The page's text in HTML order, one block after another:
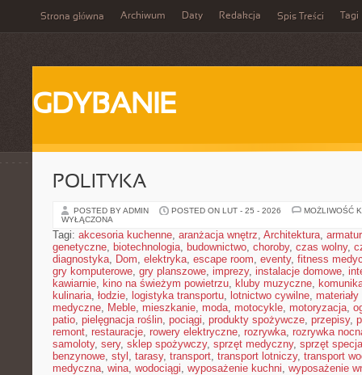
Strona główna Archiwum Daty Redakcja Spis Treści Tagi
GDYBANIE
POLITYKA
POSTED BY ADMIN POSTED ON LUT - 25 - 2026
MOŻLIWOŚĆ
WYŁĄCZONA
Tagi: akcesoria kuchenne, aranżacja wnętrz, Architektura,
genetyczne, biotechnologia, budownictwo, choroby, czas wolny,
diagnostyka, Dom, elektryka, escape room, eventy, fitness
gry komputerowe, gry planszowe, imprezy, instalacje domowe,
kawiarnie, kino na świeżym powietrzu, kluby muzyczne,
kulinaria, łodzie, logistyka transportu, lotnictwo cywilne,
medyczne, Meble, mieszkanie, moda, motocykle, motoryzacja,
patio, pielęgnacja roślin, pociągi, produkty spożywcze, przepisy,
remont, restauracje, rowery elektryczne, rozrywka, rozrywka
samoloty, sery, sklep spożywczy, sprzęt medyczny, sprzęt
benzynowe, styl , tarasy, transport, transport lotniczy, transport
medyczna, wina, wodociągi, wyposażenie kuchni, wyposażenie